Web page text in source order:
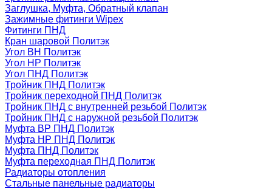
Заглушка, Муфта, Обратный клапан
Зажимные фитинги Wipex
Фитинги ПНД
Кран шаровой Политэк
Угол ВН Политэк
Угол НР Политэк
Угол ПНД Политэк
Тройник ПНД Политэк
Тройник переходной ПНД Политэк
Тройник ПНД с внутренней резьбой Политэк
Тройник ПНД с наружной резьбой Политэк
Муфта ВР ПНД Политэк
Муфта НР ПНД Политэк
Муфта ПНД Политэк
Муфта переходная ПНД Политэк
Радиаторы отопления
Стальные панельные радиаторы